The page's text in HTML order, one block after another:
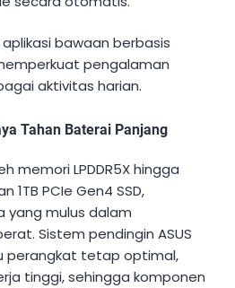
aplikasi bawaan berbasis
pengalaman
aktivitas harian.
Tahan Baterai Panjang
memori LPDDR5X hingga
1TB PCIe Gen4 SSD,
yang mulus dalam
Sistem pendingin ASUS
perangkat tetap optimal,
tinggi, sehingga komponen